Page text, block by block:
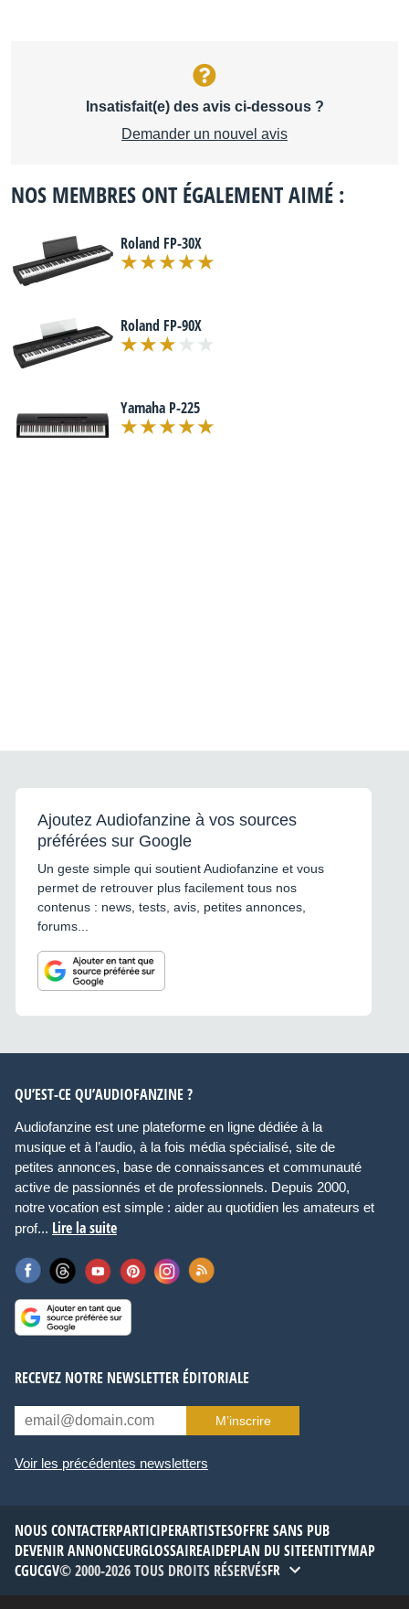
Insatisfait(e) des avis ci-dessous ?
Demander un nouvel avis
NOS MEMBRES ONT ÉGALEMENT AIMÉ :
Roland FP-30X
Roland FP-90X
Yamaha P-225
Ajoutez Audiofanzine à vos sources
préférées sur Google
Un geste simple qui soutient Audiofanzine et vous
permet de retrouver plus facilement tous nos
contenus : news, tests, avis, petites annonces,
forums...
QU’EST-CE QU’AUDIOFANZINE ?
Audiofanzine est une plateforme en ligne dédiée à la
musique et à l’audio, à la fois média spécialisé, site de
petites annonces, base de connaissances et communauté
active de passionnés et de professionnels. Depuis 2000,
notre vocation est simple : aider au quotidien les amateurs et
prof... Lire la suite
RECEVEZ NOTRE NEWSLETTER ÉDITORIALE
M’inscrire
Voir les précédentes newsletters
NOUS CONTACTERPARTICIPERARTISTESOFFRE SANS PUB
DEVENIR ANNONCEURGLOSSAIREAIDEPLAN DU SITEENTITYMAP
CGUCGV© 2000-2026 TOUS DROITS RÉSERVÉSFR